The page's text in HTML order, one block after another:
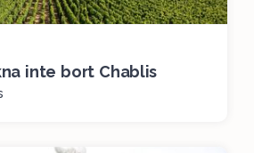
inte bort Chablis